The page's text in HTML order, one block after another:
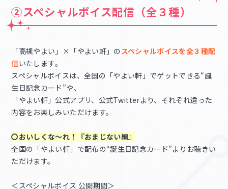
②スペシャルボイス配信（全３種）
「高槻やよい」×「やよい軒」の スペシャルボイスを全３種配
信いたします。
スペシャルボイスは、全国の「やよい軒」でゲットできる“誕
生日記念カード”や、
「やよい軒」公式アプリ、公式Twitterより、それぞれ違った
内容をお楽しみいただけます。
〇おいしくな～れ！『おまじない編』
全国の「やよい軒」で配布の“誕生日記念カード”よりお聴きい
ただけます。
＜スペシャルボイス 公開期間＞